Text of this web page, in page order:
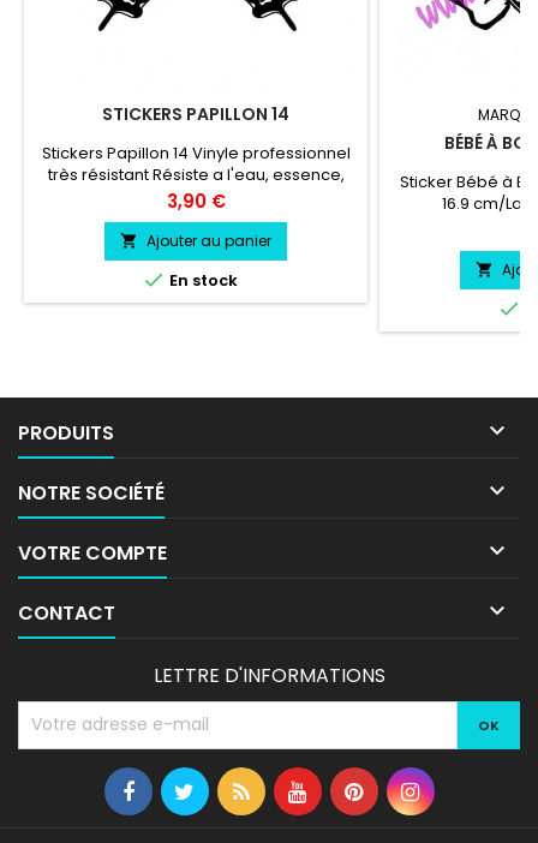
STICKERS PAPILLON 14
Stickers Papillon 14 Vinyle professionnel
très résistant Résiste a l'eau, essence,
chaleur, froid.Durée de vie entre 3 et 5
ans environs La Taille du Sticker se
compte en Hauteur Pose facile livré
directement sur papier transfert.
Prix
3,90 €
 Ajouter au panier
 En stock
BÉBÉ À
Sticker Bébé à
16.9 cm/
l'eau,


PRODUITS 
NOTRE SOCIÉTÉ 
VOTRE COMPTE 
CONTACT 
LETTRE D'INFORMATIONS